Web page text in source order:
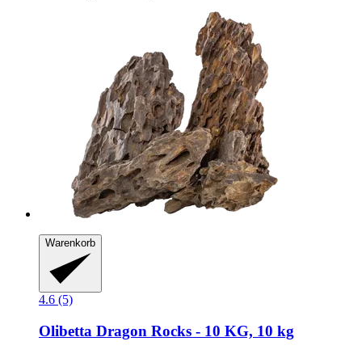
Warenkorb
4.6 (5)
Olibetta Dragon Rocks -​ 10 KG, 10 kg